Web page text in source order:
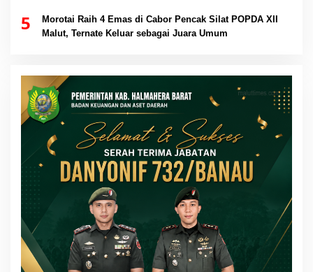
5
Morotai Raih 4 Emas di Cabor Pencak Silat POPDA XII
Malut, Ternate Keluar sebagai Juara Umum